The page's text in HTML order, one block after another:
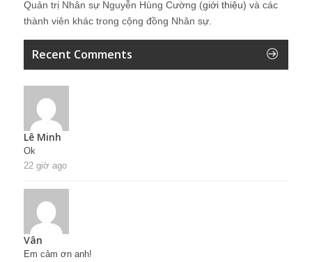
Quản trị Nhân sự Nguyễn Hùng Cường (giới thiệu) và các
thành viên khác trong cộng đồng Nhân sự.
Recent Comments
Lê Minh
Ok
22 giờ ago
Vân
Em cảm ơn anh!